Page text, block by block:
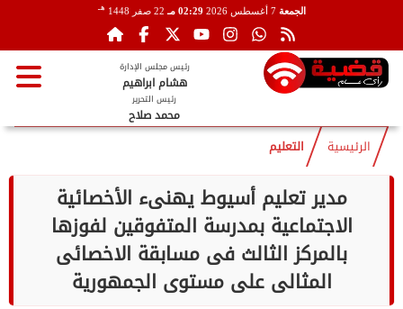
الجمعة 7 أغسطس 2026 02:29 مـ 22 صفر 1448 هـ
رئيس مجلس الإدارة
هشام ابراهيم
رئيس التحرير
محمد صلاح
الرئيسية التعليم
مدير تعليم أسيوط يهنىء الأخصائية
الاجتماعية بمدرسة المتفوقين لفوزها
بالمركز الثالث فى مسابقة الاخصائى
المثالى على مستوى الجمهورية